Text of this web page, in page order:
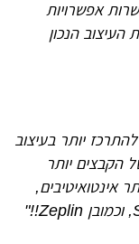
עשרות אפשרויות
העיצוב הנכון
יותר בעיצוב
הקבצים יותר
אינטואיטיבים,
יצוא קבצים בגרירה ישר למייל או ל- Slack, וכמובן Zeplin!!"